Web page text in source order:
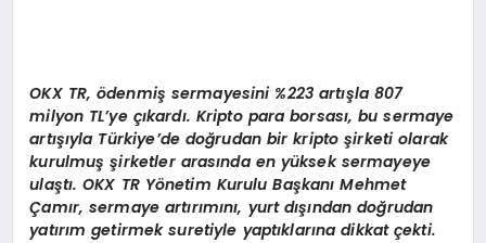
OKX TR, ödenmiş sermayesini %223 artışla 807
milyon TL’ye çıkardı. Kripto para borsası, bu sermaye
artışıyla Türkiye’de doğrudan bir kripto şirketi olarak
kurulmuş şirketler arasında en yüksek sermayeye
ulaştı. OKX TR Yönetim Kurulu Başkanı Mehmet
Çamır, sermaye artırımını, yurt dışından doğrudan
yatırım getirmek suretiyle yaptıklarına dikkat çekti.